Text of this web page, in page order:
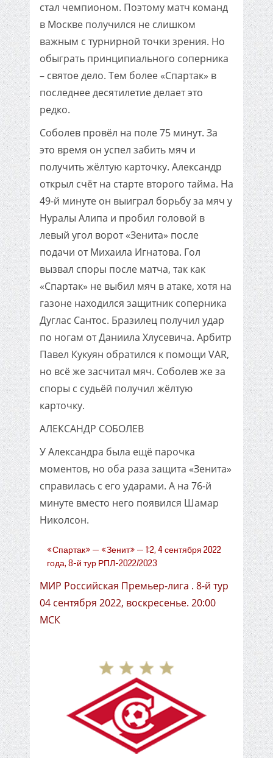
стал чемпионом. Поэтому матч команд
в Москве получился не слишком
важным с турнирной точки зрения. Но
обыграть принципиального соперника
– святое дело. Тем более «Спартак» в
последнее десятилетие делает это
редко.
Соболев провёл на поле 75 минут. За
это время он успел забить мяч и
получить жёлтую карточку. Александр
открыл счёт на старте второго тайма. На
49-й минуте он выиграл борьбу за мяч у
Нуралы Алипа и пробил головой в
левый угол ворот «Зенита» после
подачи от Михаила Игнатова. Гол
вызвал споры после матча, так как
«Спартак» не выбил мяч в атаке, хотя на
газоне находился защитник соперника
Дуглас Сантос. Бразилец получил удар
по ногам от Даниила Хлусевича. Арбитр
Павел Кукуян обратился к помощи VAR,
но всё же засчитал мяч. Соболев же за
споры с судьёй получил жёлтую
карточку.
АЛЕКСАНДР СОБОЛЕВ
У Александра была ещё парочка
моментов, но оба раза защита «Зенита»
справилась с его ударами. А на 76-й
минуте вместо него появился Шамар
Николсон.
«Спартак» — «Зенит» — 1:2, 4 сентября 2022
года, 8-й тур РПЛ-2022/2023
МИР Российская Премьер-лига . 8-й тур
04 сентября 2022, воскресенье. 20:00
МСК